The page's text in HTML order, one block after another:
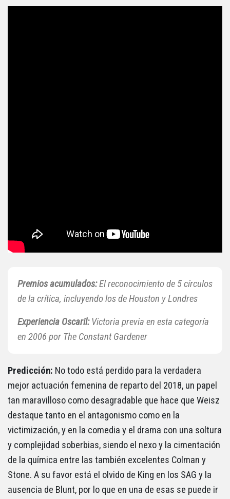
Premios acumulados:El reconocimiento de 5 círculos
de la crítica, incluyendo los de Houston y Londres
Experiencia Oscaril:Victoria previa en esta categoría
en 2006 por The Constant Gardener
Predicción: No todo está perdido para la verdadera
mejor actuación femenina de reparto del 2018, un papel
tan maravilloso como desagradable que hace que Weisz
destaque tanto en el antagonismo como en la
victimización, y en la comedia y el drama con una soltura
y complejidad soberbias, siendo el nexo y la cimentación
de la química entre las también excelentes Colman y
Stone. A su favor está el olvido de King en los SAG y la
ausencia de Blunt, por lo que en una de esas se puede ir